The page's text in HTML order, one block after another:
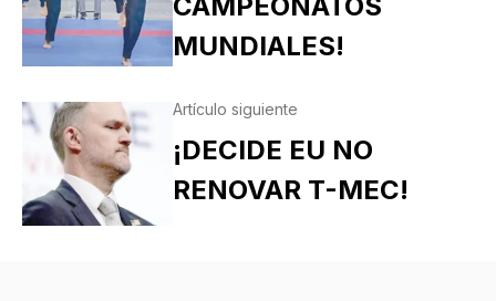
CAMPEONATOS
MUNDIALES!
Artículo siguiente
¡DECIDE EU NO
RENOVAR T-MEC!